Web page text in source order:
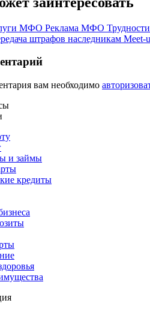
МФО Реклама МФО
штрафов наследникам Meet-
вам необходимо
и займы
кредиты